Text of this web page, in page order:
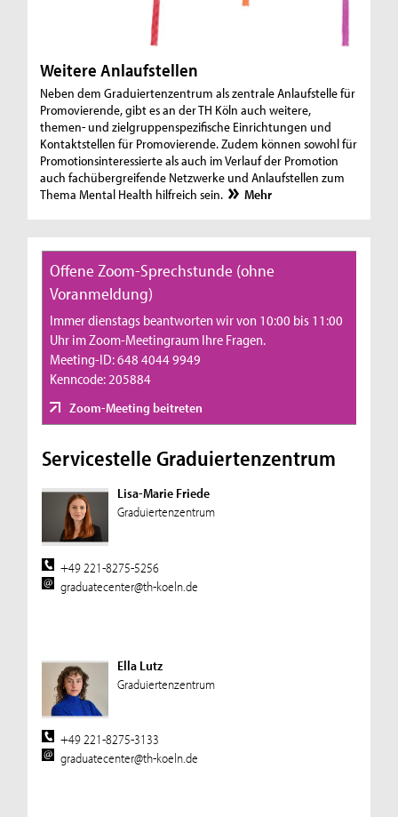
Weitere Anlaufstellen
Neben dem Graduiertenzentrum als zentrale Anlaufstelle für
Promovierende, gibt es an der TH Köln auch weitere,
themen- und zielgruppenspezifische Einrichtungen und
Kontaktstellen für Promovierende. Zudem können sowohl für
Promotionsinteressierte als auch im Verlauf der Promotion
auch fachübergreifende Netzwerke und Anlaufstellen zum
Thema Mental Health hilfreich sein.
Mehr
Offene Zoom-Sprechstunde (ohne
Voranmeldung)
Immer dienstags beantworten wir von 10:00 bis 11:00
Uhr im Zoom-Meetingraum Ihre Fragen.
Meeting-ID: 648 4044 9949
Kenncode: 205884
Zoom-Meeting beitreten
Servicestelle Graduiertenzentrum
Lisa-Marie Friede
Graduiertenzentrum
+49 221-8275-5256
graduatecenter@th-koeln.de
Ella Lutz
Graduiertenzentrum
+49 221-8275-3133
graduatecenter@th-koeln.de